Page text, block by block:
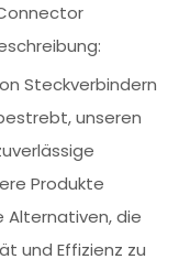
Steckverbindern
unseren
Produkte
die
und Effizienz zu